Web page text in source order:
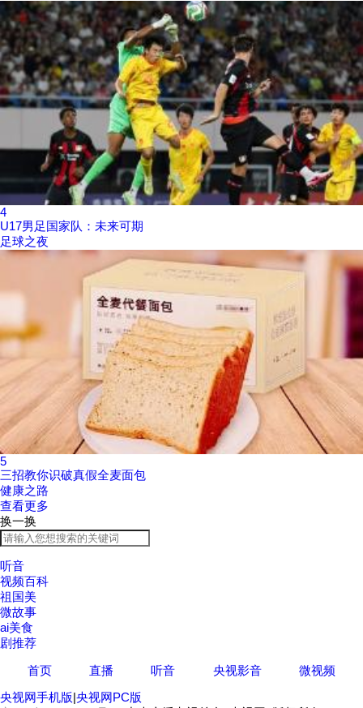
4
U17男足国家队：未来可期
足球之夜
5
三招教你识破真假全麦面包
健康之路
查看更多
换一换
听音
视频百科
祖国美
微故事
ai美食
剧推荐
首页
直播 听音 央视影音
微视频
央视网手机版|央视网PC版